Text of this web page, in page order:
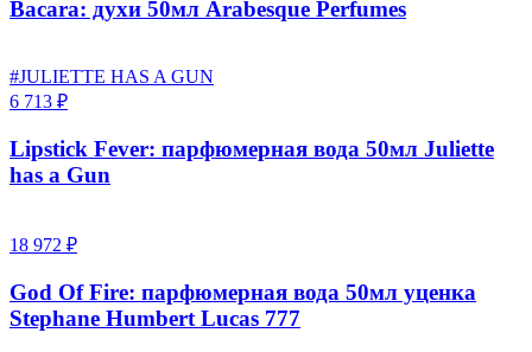
Bacara: духи 50мл Arabesque Perfumes
#JULIETTE HAS A GUN
6 713 ₽
Lipstick Fever: парфюмерная вода 50мл Juliette
has a Gun
18 972 ₽
God Of Fire: парфюмерная вода 50мл уценка
Stephane Humbert Lucas 777